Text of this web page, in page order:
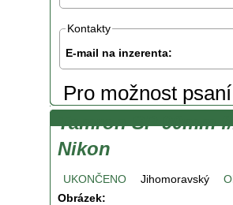
Kontakty
E-mail na inzerenta:
Pro možnost
Tamron SP 90mm
Nikon
UKONČENO Jihomoravský
Obrázek: